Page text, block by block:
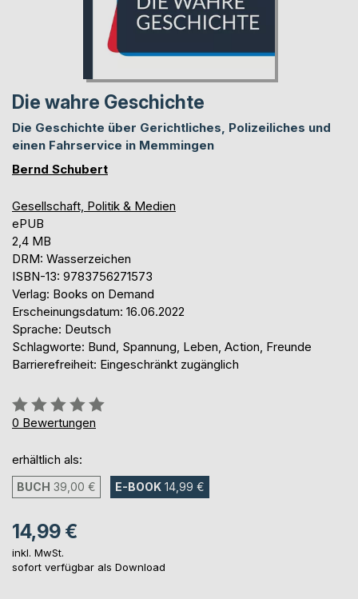
Die wahre Geschichte
Die Geschichte über Gerichtliches, Polizeiliches und
einen Fahrservice in Memmingen
Bernd Schubert
Gesellschaft, Politik & Medien
ePUB
2,4 MB
DRM: Wasserzeichen
ISBN-13: 9783756271573
Verlag: Books on Demand
Erscheinungsdatum: 16.06.2022
Sprache: Deutsch
Schlagworte: Bund, Spannung, Leben, Action, Freunde
Barrierefreiheit: Eingeschränkt zugänglich
Bewertung::
0%
0 Bewertungen
erhältlich als:
BUCH 39,00 € E-BOOK 14,99 €
14,99 €
inkl. MwSt.
sofort verfügbar als Download